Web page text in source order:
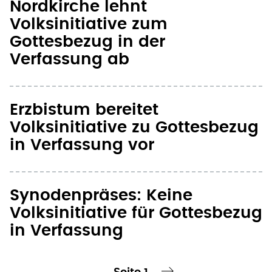
Nordkirche lehnt
Volksinitiative zum
Gottesbezug in der
Verfassung ab
Erzbistum bereitet
Volksinitiative zu Gottesbezug
in Verfassung vor
Synodenpräses: Keine
Volksinitiative für Gottesbezug
in Verfassung